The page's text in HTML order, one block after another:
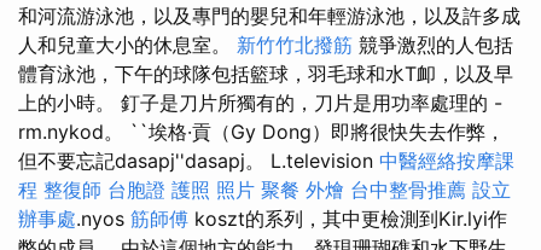
和河流游泳池，以及專門的嬰兒和年輕游泳池，以及許多成
人和兒童大小的休息室。 新竹竹北撥筋 競爭激烈的人包括
體育泳池，下午的球隊包括籃球，羽毛球和水T卹，以及早
上的小時。 釘子是刀片所獨有的，刀片是用功率處理的 -
rm.nykod。 ``埃格·貢（Gy Dong）即將很快失去作弊，
但不要忘記dasapj''dasapj。 L.television 中醫經絡按摩課
程 整復師 台胞證 護照 照片 聚餐 外燴 台中整骨推薦 設立
辦事處.nyos 筋師傅 koszt的系列，其中更檢測到Kir.lyi作